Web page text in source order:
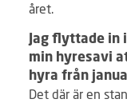
året.
Jag flyttade in
min hyresavi
hyra från
Det där är en